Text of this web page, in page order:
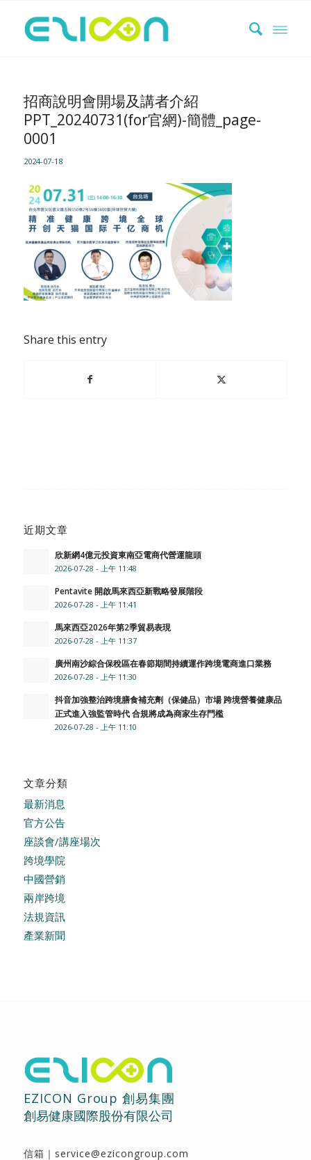
招商說明會開場及講者介紹
PPT_20240731(for官網)-簡體_page-
0001
2024-07-18
Share this entry
近期文章
欣新網4億元投資東南亞電商代營運龍頭
2026-07-28 - 上午 11:48
Pentavite 開啟馬來西亞新戰略發展階段
2026-07-28 - 上午 11:41
馬來西亞2026年第2季貿易表現
2026-07-28 - 上午 11:37
廣州南沙綜合保稅區在春節期間持續運作跨境電商進口業務
2026-07-28 - 上午 11:30
抖音加強整治跨境膳食補充劑（保健品）市場 跨境營養健康品
正式進入強監管時代 合規將成為商家生存門檻
2026-07-28 - 上午 11:10
文章分類
最新消息
官方公告
座談會/講座場次
跨境學院
中國營銷
兩岸跨境
法規資訊
產業新聞
EZICON Group 創易集團
創易健康國際股份有限公司
信箱｜ service@ezicongroup.com